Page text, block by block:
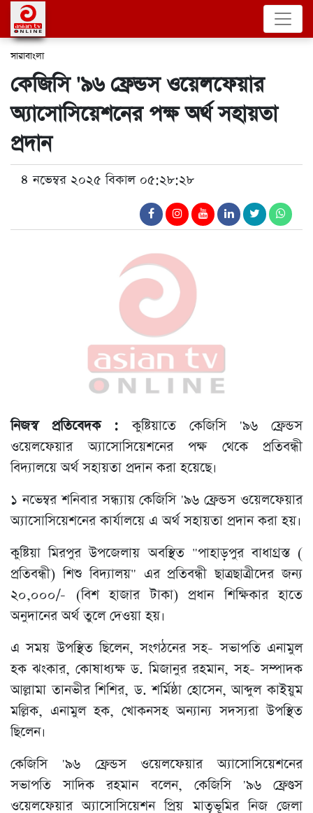
সারাবাংলা
কেজিসি '৯৬ ফ্রেন্ডস ওয়েলফেয়ার
অ্যাসোসিয়েশনের পক্ষ অর্থ সহায়তা
প্রদান
৪ নভেম্বর ২০২৫ বিকাল ০৫:২৮:২৮
নিজস্ব প্রতিবেদক :কুষ্টিয়াতে কেজিসি '৯৬ ফ্রেন্ডস
ওয়েলফেয়ার অ্যাসোসিয়েশনের পক্ষ থেকে প্রতিবন্ধী
বিদ্যালয়ে অর্থ সহায়তা প্রদান করা হয়েছে।
১ নভেম্বর শনিবার সন্ধ্যায় কেজিসি '৯৬ ফ্রেন্ডস ওয়েলফেয়ার
অ্যাসোসিয়েশনের কার্যালয়ে এ অর্থ সহায়তা প্রদান করা হয়।
কুষ্টিয়া মিরপুর উপজেলায় অবস্থিত "পাহাড়পুর বাধাগ্রস্ত (
প্রতিবন্ধী) শিশু বিদ্যালয়" এর প্রতিবন্ধী ছাত্রছাত্রীদের জন্য
২০,০০০/- (বিশ হাজার টাকা) প্রধান শিক্ষিকার হাতে
অনুদানের অর্থ তুলে দেওয়া হয়।
এ সময় উপস্থিত ছিলেন, সংগঠনের সহ- সভাপতি এনামুল
হক ঝংকার, কোষাধ্যক্ষ ড. মিজানুর রহমান, সহ- সম্পাদক
আল্লামা তানভীর শিশির, ড. শর্মিষ্ঠা হোসেন, আব্দুল কাইয়ুম
মল্লিক, এনামুল হক, খোকনসহ অন্যান্য সদস্যরা উপস্থিত
ছিলেন।
কেজিসি '৯৬ ফ্রেন্ডস ওয়েলফেয়ার অ্যাসোসিয়েশনের
সভাপতি সাদিক রহমান বলেন, কেজিসি '৯৬ ফ্রেণ্ডস
ওয়েলফেয়ার অ্যাসোসিয়েশন প্রিয় মাতৃভূমির নিজ জেলা